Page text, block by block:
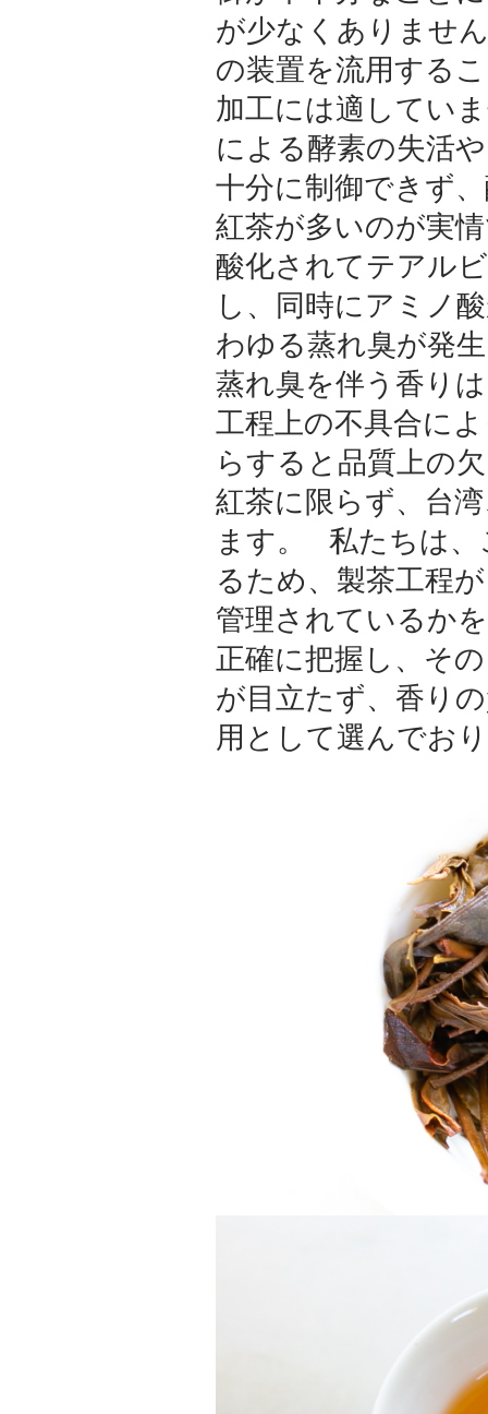
が少なくありませ
の装置を流用する
加工には適してい
による酵素の失活
十分に制御できず
紅茶が多いのが実
酸化されてテアル
し、同時にアミノ
わゆる蒸れ臭が発
蒸れ臭を伴う香り
工程上の不具合に
らすると品質上の
紅茶に限らず、台
ます。 私たちは、
るため、製茶工程
管理されているか
正確に把握し、そ
が目立たず、香り
用として選んでお